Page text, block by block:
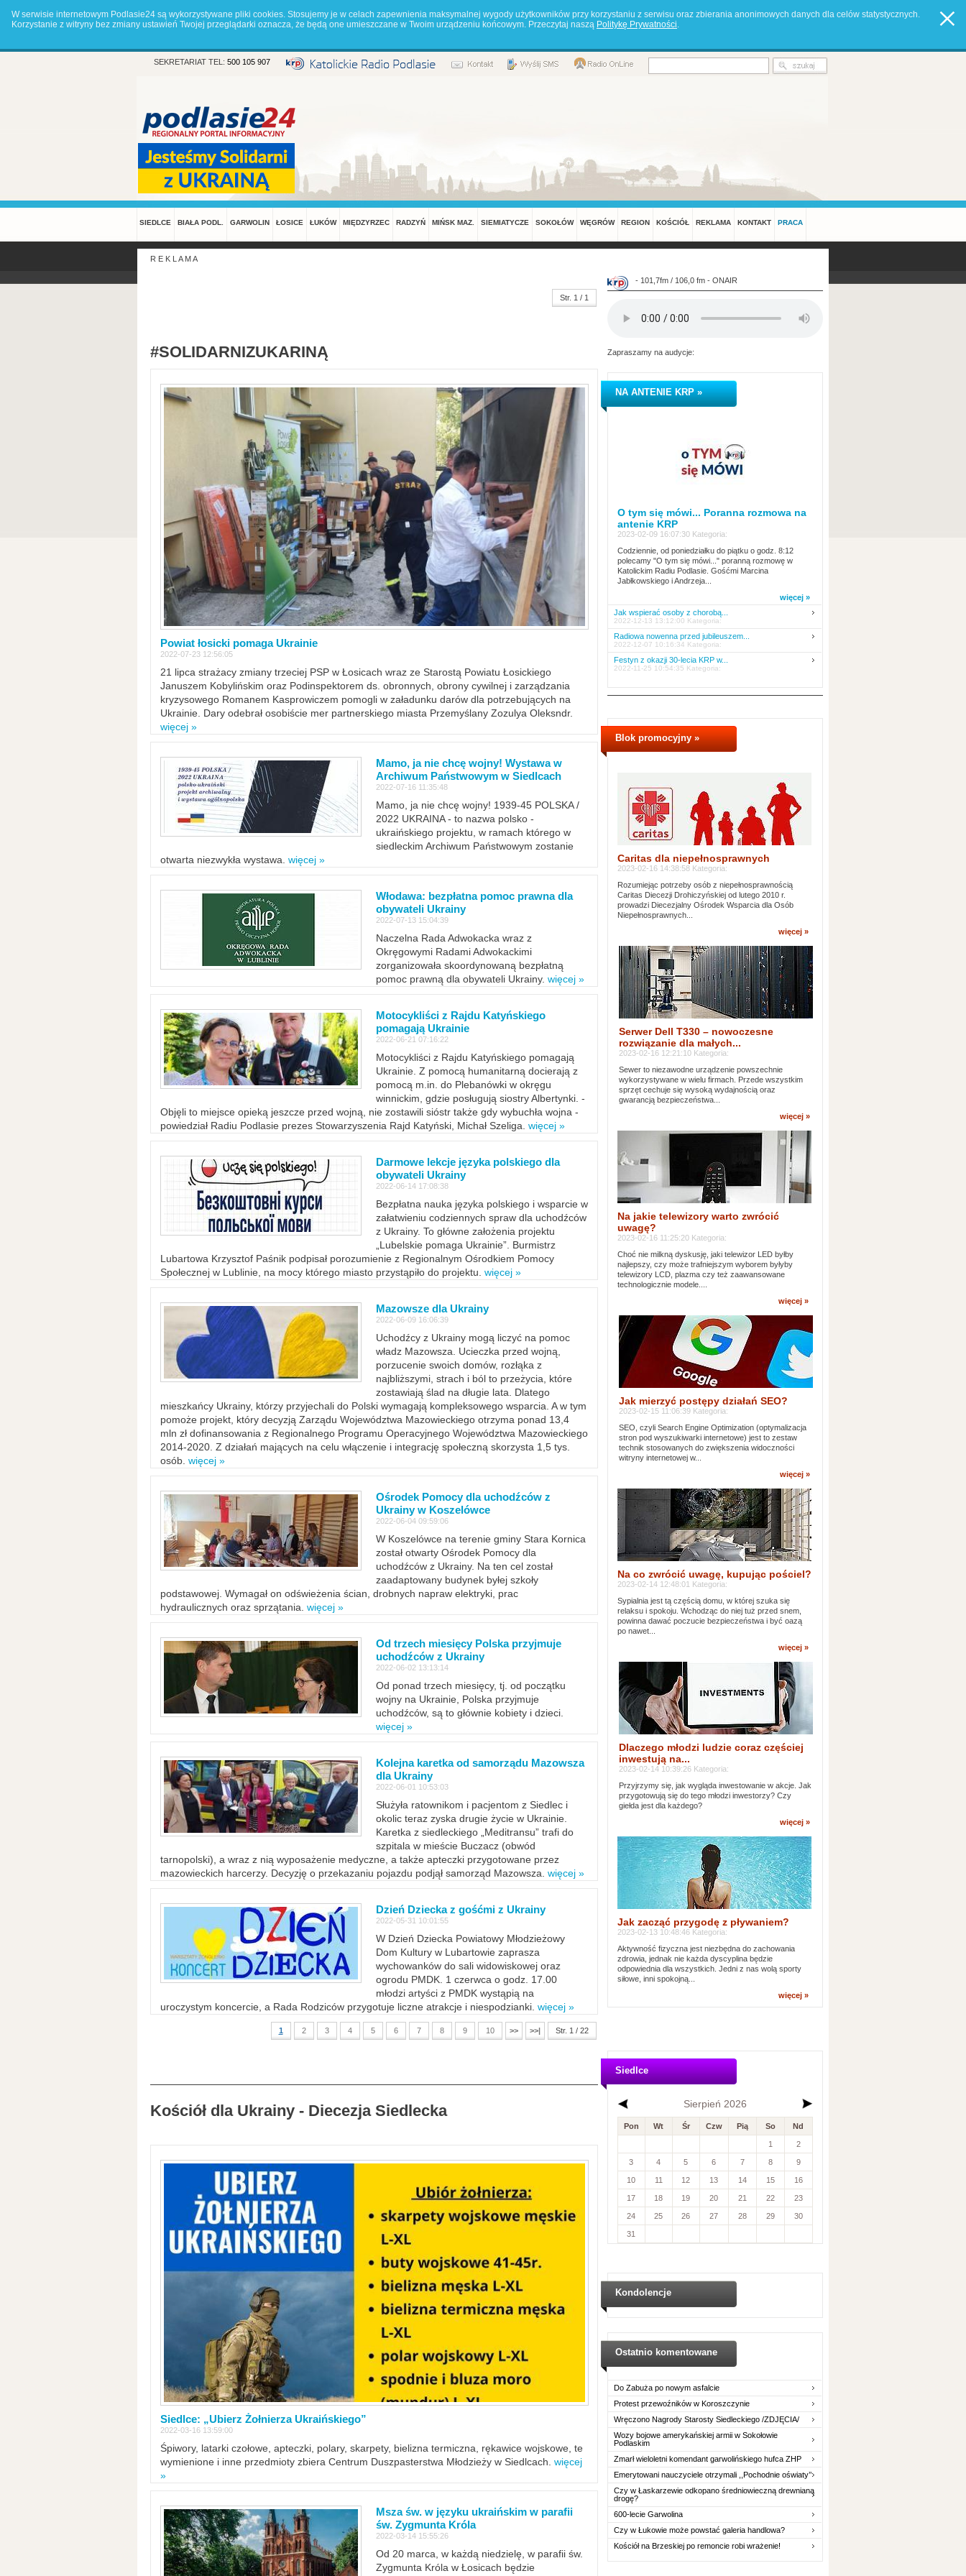
W serwisie internetowym Podlasie24 są wykorzystywane pliki cookies. Stosujemy je w celach zapewnienia maksymalnej wygody użytkowników przy korzystaniu z serwisu oraz zbierania anonimowych danych dla celów statystycznych.
Korzystanie z witryny bez zmiany ustawień Twojej przeglądarki oznacza, że będą one umieszczane w Twoim urządzeniu końcowym. Przeczytaj naszą Politykę Prywatności.
SEKRETARIAT TEL: 500 105 907
SIEDLCE BIAŁA PODL. GARWOLIN ŁOSICE ŁUKÓW MIĘDZYRZEC RADZYŃ MIŃSK MAZ. SIEMIATYCZE SOKOŁÓW WĘGRÓW REGION KOŚCIÓŁ REKLAMA KONTAKT PRACA
R E K L A M A
Str. 1 / 1
#SOLIDARNIZUKARINĄ
Powiat łosicki pomaga Ukrainie
2022-07-23 12:56:05
21 lipca strażacy zmiany trzeciej PSP w Łosicach wraz ze Starostą Powiatu Łosickiego
Januszem Kobylińskim oraz Podinspektorem ds. obronnych, obrony cywilnej i zarządzania
kryzysowego Romanem Kasprowiczem pomogli w załadunku darów dla potrzebujących na
Ukrainie. Dary odebrał osobiście mer partnerskiego miasta Przemyślany Zozulya Oleksndr.
więcej »
Mamo, ja nie chcę wojny! Wystawa w
Archiwum Państwowym w Siedlcach
2022-07-16 11:35:48
Mamo, ja nie chcę wojny! 1939-45 POLSKA /
2022 UKRAINA - to nazwa polsko -
ukraińskiego projektu, w ramach którego w
siedleckim Archiwum Państwowym zostanie
otwarta niezwykła wystawa. więcej »
Włodawa: bezpłatna pomoc prawna dla
obywateli Ukrainy
2022-07-13 15:04:39
Naczelna Rada Adwokacka wraz z
Okręgowymi Radami Adwokackimi
zorganizowała skoordynowaną bezpłatną
pomoc prawną dla obywateli Ukrainy. więcej »
Motocykliści z Rajdu Katyńskiego
pomagają Ukrainie
2022-06-21 07:16:22
Motocykliści z Rajdu Katyńskiego pomagają
Ukrainie. Z pomocą humanitarną docierają z
pomocą m.in. do Plebanówki w okręgu
winnickim, gdzie posługują siostry Albertynki. -
Objęli to miejsce opieką jeszcze przed wojną, nie zostawili sióstr także gdy wybuchła wojna -
powiedział Radiu Podlasie prezes Stowarzyszenia Rajd Katyński, Michał Szeliga. więcej »
Darmowe lekcje języka polskiego dla
obywateli Ukrainy
2022-06-14 17:08:38
Bezpłatna nauka języka polskiego i wsparcie w
załatwieniu codziennych spraw dla uchodźców
z Ukrainy. To główne założenia projektu
„Lubelskie pomaga Ukrainie”. Burmistrz
Lubartowa Krzysztof Paśnik podpisał porozumienie z Regionalnym Ośrodkiem Pomocy
Społecznej w Lublinie, na mocy którego miasto przystąpiło do projektu. więcej »
Mazowsze dla Ukrainy
2022-06-09 16:06:39
Uchodźcy z Ukrainy mogą liczyć na pomoc
władz Mazowsza. Ucieczka przed wojną,
porzucenie swoich domów, rozłąka z
najbliższymi, strach i ból to przeżycia, które
zostawiają ślad na długie lata. Dlatego
mieszkańcy Ukrainy, którzy przyjechali do Polski wymagają kompleksowego wsparcia. A w tym
pomoże projekt, który decyzją Zarządu Województwa Mazowieckiego otrzyma ponad 13,4
mln zł dofinansowania z Regionalnego Programu Operacyjnego Województwa Mazowieckiego
2014-2020. Z działań mających na celu włączenie i integrację społeczną skorzysta 1,5 tys.
osób. więcej »
Ośrodek Pomocy dla uchodźców z
Ukrainy w Koszelówce
2022-06-04 09:59:06
W Koszelówce na terenie gminy Stara Kornica
został otwarty Ośrodek Pomocy dla
uchodźców z Ukrainy. Na ten cel został
zaadaptowany budynek byłej szkoły
podstawowej. Wymagał on odświeżenia ścian, drobnych napraw elektryki, prac
hydraulicznych oraz sprzątania. więcej »
Od trzech miesięcy Polska przyjmuje
uchodźców z Ukrainy
2022-06-02 13:13:14
Od ponad trzech miesięcy, tj. od początku
wojny na Ukrainie, Polska przyjmuje
uchodźców, są to głównie kobiety i dzieci.
więcej »
Kolejna karetka od samorządu Mazowsza
dla Ukrainy
2022-06-01 10:53:03
Służyła ratownikom i pacjentom z Siedlec i
okolic teraz zyska drugie życie w Ukrainie.
Karetka z siedleckiego „Meditransu” trafi do
szpitala w mieście Buczacz (obwód
tarnopolski), a wraz z nią wyposażenie medyczne, a także apteczki przygotowane przez
mazowieckich harcerzy. Decyzję o przekazaniu pojazdu podjął samorząd Mazowsza. więcej »
Dzień Dziecka z gośćmi z Ukrainy
2022-05-31 10:01:55
W Dzień Dziecka Powiatowy Młodzieżowy
Dom Kultury w Lubartowie zaprasza
wychowanków do sali widowiskowej oraz
ogrodu PMDK. 1 czerwca o godz. 17.00
młodzi artyści z PMDK wystąpią na
uroczystym koncercie, a Rada Rodziców przygotuje liczne atrakcje i niespodzianki. więcej »
1 2 3 4 5 6 7 8 9 10 >> >>| Str. 1 / 22
Kościół dla Ukrainy - Diecezja Siedlecka
Siedlce: „Ubierz Żołnierza Ukraińskiego”
2022-03-16 13:59:00
Śpiwory, latarki czołowe, apteczki, polary, skarpety, bielizna termiczna, rękawice wojskowe, te
wymienione i inne przedmioty zbiera Centrum Duszpasterstwa Młodzieży w Siedlcach. więcej
»
Msza św. w języku ukraińskim w parafii
św. Zygmunta Króla
2022-03-14 15:55:26
Od 20 marca, w każdą niedzielę, w parafii św.
Zygmunta Króla w Łosicach będzie
- 101,7fm / 106,0 fm - ONAIR
Zapraszamy na audycje:
NA ANTENIE KRP »
O tym się mówi... Poranna rozmowa na
antenie KRP
2023-02-09 16:07:30 Kategoria:
Codziennie, od poniedziałku do piątku o godz. 8:12
polecamy "O tym się mówi..." poranną rozmowę w
Katolickim Radiu Podlasie. Gośćmi Marcina
Jabłkowskiego i Andrzeja...
więcej »
Jak wspierać osoby z chorobą...
2022-12-13 13:12:00 Kategoria:
Radiowa nowenna przed jubileuszem...
2022-12-07 10:16:34 Kategoria:
Festyn z okazji 30-lecia KRP w...
2022-11-25 10:54:35 Kategoria:
Blok promocyjny »
Caritas dla niepełnosprawnych
2023-02-16 14:38:58 Kategoria:
Rozumiejąc potrzeby osób z niepełnosprawnością
Caritas Diecezji Drohiczyńskiej od lutego 2010 r.
prowadzi Diecezjalny Ośrodek Wsparcia dla Osób
Niepełnosprawnych...
więcej »
Serwer Dell T330 – nowoczesne
rozwiązanie dla małych...
2023-02-16 12:21:10 Kategoria:
Sewer to niezawodne urządzenie powszechnie
wykorzystywane w wielu firmach. Przede wszystkim
sprzęt cechuje się wysoką wydajnością oraz
gwarancją bezpieczeństwa...
więcej »
Na jakie telewizory warto zwrócić
uwagę?
2023-02-16 11:25:20 Kategoria:
Choć nie milkną dyskusję, jaki telewizor LED byłby
najlepszy, czy może trafniejszym wyborem byłyby
telewizory LCD, plazma czy też zaawansowane
technologicznie modele....
więcej »
Jak mierzyć postępy działań SEO?
2023-02-15 11:06:39 Kategoria:
SEO, czyli Search Engine Optimization (optymalizacja
stron pod wyszukiwarki internetowe) jest to zestaw
technik stosowanych do zwiększenia widoczności
witryny internetowej w...
więcej »
Na co zwrócić uwagę, kupując pościel?
2023-02-14 12:48:01 Kategoria:
Sypialnia jest tą częścią domu, w której szuka się
relaksu i spokoju. Wchodząc do niej tuż przed snem,
powinna dawać poczucie bezpieczeństwa i być oazą
po nawet...
więcej »
Dlaczego młodzi ludzie coraz częściej
inwestują na...
2023-02-14 10:39:26 Kategoria:
Przyjrzymy się, jak wygląda inwestowanie w akcje. Jak
przygotowują się do tego młodzi inwestorzy? Czy
giełda jest dla każdego?
więcej »
Jak zacząć przygodę z pływaniem?
2023-02-13 10:48:46 Kategoria:
Aktywność fizyczna jest niezbędna do zachowania
zdrowia, jednak nie każda dyscyplina będzie
odpowiednia dla wszystkich. Jedni z nas wolą sporty
siłowe, inni spokojną...
więcej »
Siedlce
Sierpień 2026
Pon Wt Śr Czw Pią So Nd
1 2
3 4 5 6 7 8 9
10 11 12 13 14 15 16
17 18 19 20 21 22 23
24 25 26 27 28 29 30
31
Kondolencje
Ostatnio komentowane
Do Zabuża po nowym asfalcie
Protest przewoźników w Koroszczynie
Wręczono Nagrody Starosty Siedleckiego /ZDJĘCIA/
Wozy bojowe amerykańskiej armii w Sokołowie
Podlaskim
Zmarł wieloletni komendant garwolińskiego hufca ZHP
Emerytowani nauczyciele otrzymali ,,Pochodnie oświaty’’
Czy w Łaskarzewie odkopano średniowieczną drewnianą
drogę?
600-lecie Garwolina
Czy w Łukowie może powstać galeria handlowa?
Kościół na Brzeskiej po remoncie robi wrażenie!